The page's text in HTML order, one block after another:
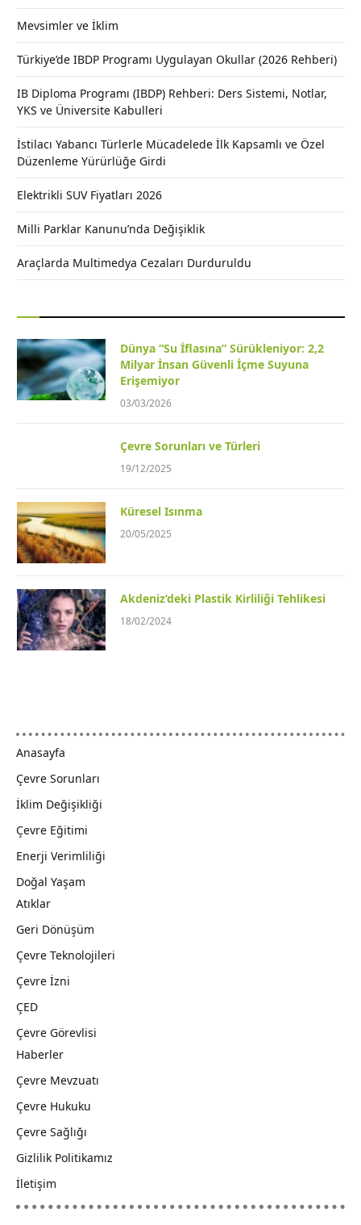
Mevsimler ve İklim
Türkiye’de IBDP Programı Uygulayan Okullar (2026 Rehberi)
IB Diploma Programı (IBDP) Rehberi: Ders Sistemi, Notlar,
YKS ve Üniversite Kabulleri
İstilacı Yabancı Türlerle Mücadelede İlk Kapsamlı ve Özel
Düzenleme Yürürlüğe Girdi
Elektrikli SUV Fiyatları 2026
Milli Parklar Kanunu’nda Değişiklik
Araçlarda Multimedya Cezaları Durduruldu
Dünya “Su İflasına” Sürükleniyor: 2,2
Milyar İnsan Güvenli İçme Suyuna
Erişemiyor
03/03/2026
Çevre Sorunları ve Türleri
19/12/2025
Küresel Isınma
20/05/2025
Akdeniz’deki Plastik Kirliliği Tehlikesi
18/02/2024
Anasayfa
Çevre Sorunları
İklim Değişikliği
Çevre Eğitimi
Enerji Verimliliği
Doğal Yaşam
Atıklar
Geri Dönüşüm
Çevre Teknolojileri
Çevre İzni
ÇED
Çevre Görevlisi
Haberler
Çevre Mevzuatı
Çevre Hukuku
Çevre Sağlığı
Gizlilik Politikamız
İletişim